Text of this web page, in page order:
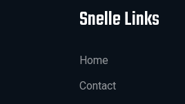
Snelle Links
Home
Contact